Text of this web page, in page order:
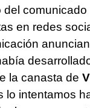
del
en redes
la canasta de
lo intentamos